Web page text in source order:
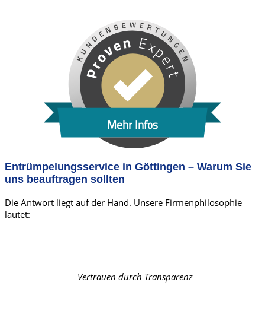
Mehr Infos
Entrümpelungsservice in Göttingen – Warum Sie
uns beauftragen sollten
Die Antwort liegt auf der Hand. Unsere Firmenphilosophie
lautet:
Vertrauen durch Transparenz